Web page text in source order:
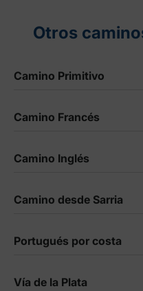
Otros
Camino Primitivo
Camino Francés
Camino Inglés
Camino desde Sarria
Portugués por costa
Vía de la Plata